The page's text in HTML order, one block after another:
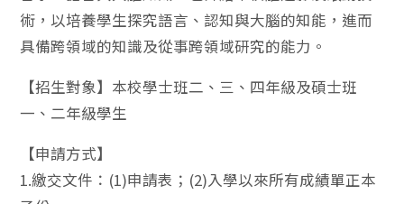
術，以培養學生探究語言、認知與大腦的知能，進而
具備跨領域的知識及從事跨領域研究的能力。
【招生對象】本校學士班二、三、四年級及碩士班
一、二年級學生
【申請方式】
1.繳交文件：(1)申請表；(2)入學以來所有成績單正本